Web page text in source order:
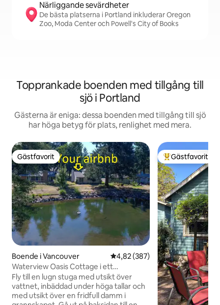
Närliggande sevärdheter
De bästa platserna i Portland inkluderar Oregon
Zoo, Moda Center och Powell's City of Books
Topprankade boenden med tillgång till
sjö i Portland
Gästerna är eniga: dessa boenden med tillgång till sjö
har höga betyg för plats, renlighet med mera.
Gästfavorit
Gästfavorit
Boende i Vancouver 4,82 av 5 i genomsnittligt
4,82 (387)
Waterview Oasis Cottage i ett
parkliknande grannskap
Fly till en lugn stuga med utsikt över
vattnet, inbäddad under höga tallar och
med utsikt över en fridfull damm i
Populär
Gästfavorit